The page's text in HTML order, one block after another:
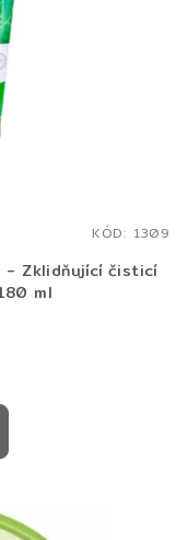
- Zklidňující čisticí
ml
KÓD: 1309